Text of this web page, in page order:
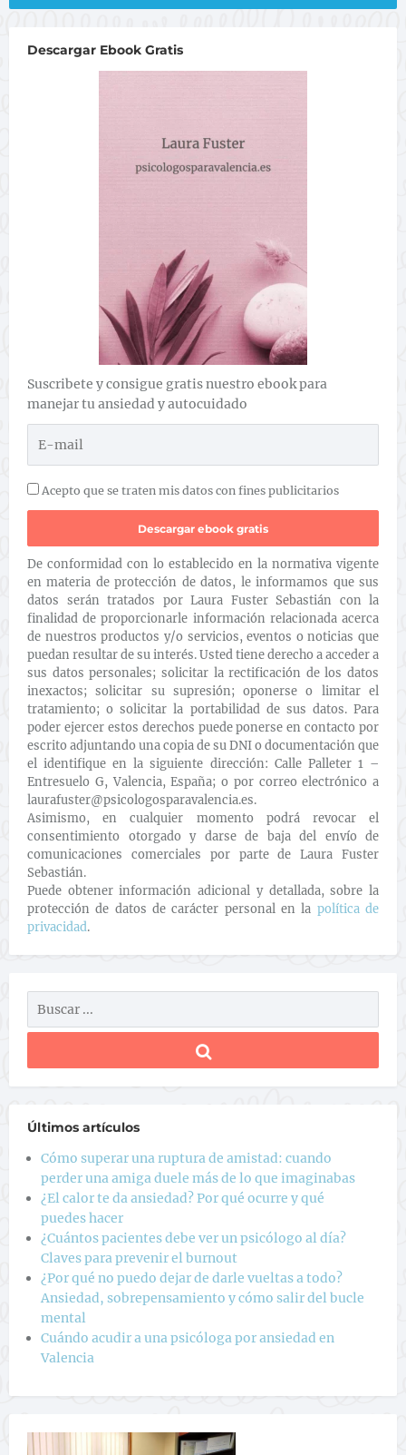
Descargar Ebook Gratis
Suscribete y consigue gratis nuestro ebook para
manejar tu ansiedad y autocuidado
Acepto que se traten mis datos con fines publicitarios
De conformidad con lo establecido en la normativa vigente
en materia de protección de datos, le informamos que sus
datos serán tratados por Laura Fuster Sebastián con la
finalidad de proporcionarle información relacionada acerca
de nuestros productos y/o servicios, eventos o noticias que
puedan resultar de su interés. Usted tiene derecho a acceder a
sus datos personales; solicitar la rectificación de los datos
inexactos; solicitar su supresión; oponerse o limitar el
tratamiento; o solicitar la portabilidad de sus datos. Para
poder ejercer estos derechos puede ponerse en contacto por
escrito adjuntando una copia de su DNI o documentación que
el identifique en la siguiente dirección: Calle Palleter 1 –
Entresuelo G, Valencia, España; o por correo electrónico a
laurafuster@psicologosparavalencia.es.
Asimismo, en cualquier momento podrá revocar el
consentimiento otorgado y darse de baja del envío de
comunicaciones comerciales por parte de Laura Fuster
Sebastián.
Puede obtener información adicional y detallada, sobre la
protección de datos de carácter personal en la política de
privacidad.
Últimos artículos
Cómo superar una ruptura de amistad: cuando
perder una amiga duele más de lo que imaginabas
¿El calor te da ansiedad? Por qué ocurre y qué
puedes hacer
¿Cuántos pacientes debe ver un psicólogo al día?
Claves para prevenir el burnout
¿Por qué no puedo dejar de darle vueltas a todo?
Ansiedad, sobrepensamiento y cómo salir del bucle
mental
Cuándo acudir a una psicóloga por ansiedad en
Valencia